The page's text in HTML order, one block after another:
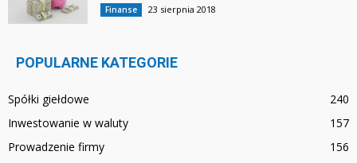
Finanse 23 sierpnia 2018
POPULARNE KATEGORIE
Spółki giełdowe
240
Inwestowanie w waluty
157
Prowadzenie firmy
156